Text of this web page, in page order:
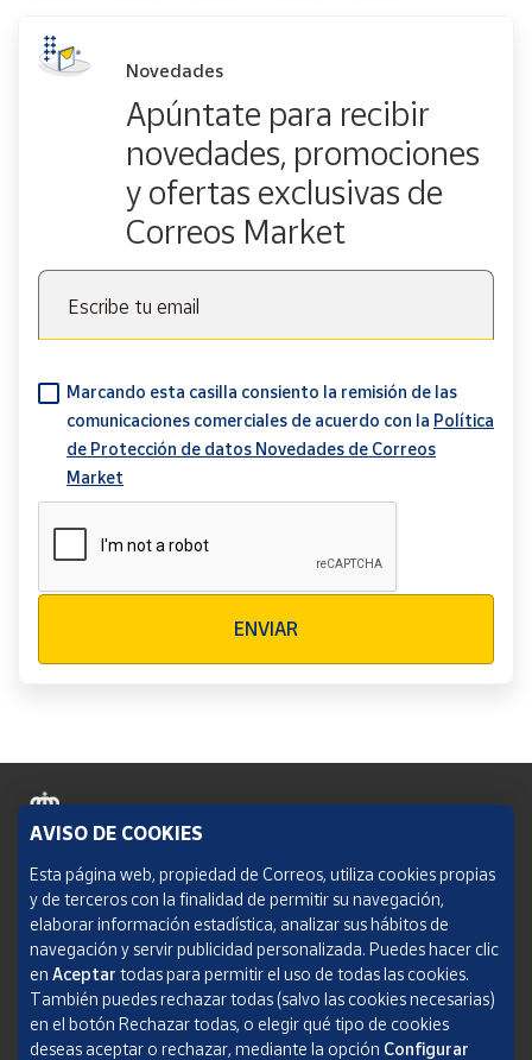
Novedades
Apúntate para recibir
novedades, promociones
y ofertas exclusivas de
Correos Market
Escribe tu email
Marcando esta casilla consiento la remisión de las
comunicaciones comerciales de acuerdo con la Política
de Protección de datos Novedades de Correos
Market
ENVIAR
Política de cookies
Aviso legal
Condiciones del servicio
Política de Privacidad Web
AVISO DE COOKIES
Esta página web, propiedad de Correos, utiliza cookies propias
y de terceros con la finalidad de permitir su navegación,
elaborar información estadística, analizar sus hábitos de
navegación y servir publicidad personalizada. Puedes hacer clic
en Aceptar todas para permitir el uso de todas las cookies.
También puedes rechazar todas (salvo las cookies necesarias)
en el botón Rechazar todas, o elegir qué tipo de cookies
deseas aceptar o rechazar, mediante la opción Configurar